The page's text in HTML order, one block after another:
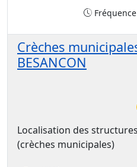
Crèches
BESANCON
Localisation des
(crèches municipales)